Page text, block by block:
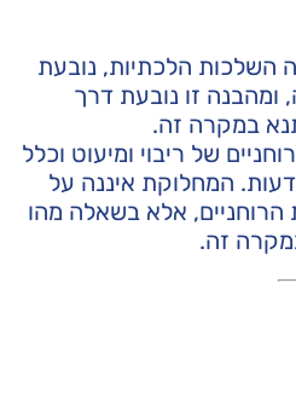
השלכות הלכתיות, נובעת
ומהבנה זו נובעת דרך
במקרה זה.
של ריבוי ומיעוט וכלל
המחלוקת איננה על
אלא בשאלה מהו
זה.